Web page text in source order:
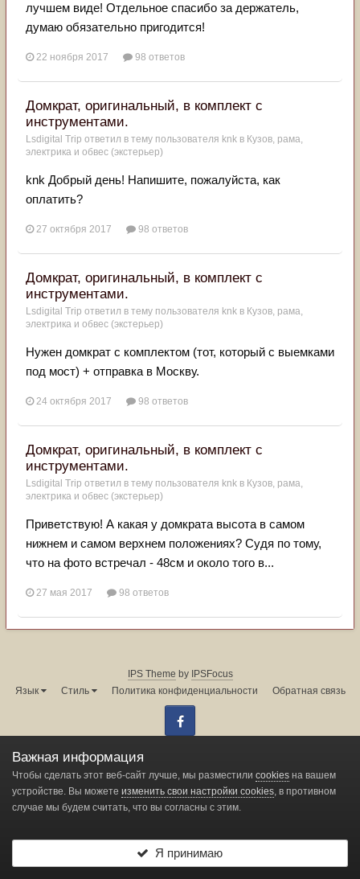
лучшем виде! Отдельное спасибо за держатель,
думаю обязательно пригодится!
22 ноября 2017 98 ответов
Домкрат, оригинальный, в комплект с
инструментами.
Lsdigital Trip ответил в тему пользователя knk в Кузов, рама,
электрика и обвес (экстерьер)
knk Добрый день! Напишите, пожалуйста, как
оплатить?
27 октября 2017 98 ответов
Домкрат, оригинальный, в комплект с
инструментами.
Lsdigital Trip ответил в тему пользователя knk в Кузов, рама,
электрика и обвес (экстерьер)
Нужен домкрат с комплектом (тот, который с выемками
под мост) + отправка в Москву.
24 октября 2017 98 ответов
Домкрат, оригинальный, в комплект с
инструментами.
Lsdigital Trip ответил в тему пользователя knk в Кузов, рама,
электрика и обвес (экстерьер)
Приветствую! А какая у домкрата высота в самом
нижнем и самом верхнем положениях? Судя по тому,
что на фото встречал - 48см и около того в...
27 мая 2017 98 ответов
IPS Theme by IPSFocus
Язык
Стиль Политика конфиденциальности Обратная связь
Администрация форума:
Powered by Invision Community
Change privacy settings
Важная информация
Чтобы сделать этот веб-сайт лучше, мы разместили cookies на вашем
устройстве. Вы можете изменить свои настройки cookies, в противном
случае мы будем считать, что вы согласны с этим.
Я принимаю